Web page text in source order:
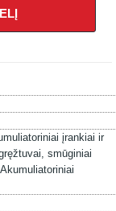
įrankiai ir
smūginiai
Akumuliatoriniai